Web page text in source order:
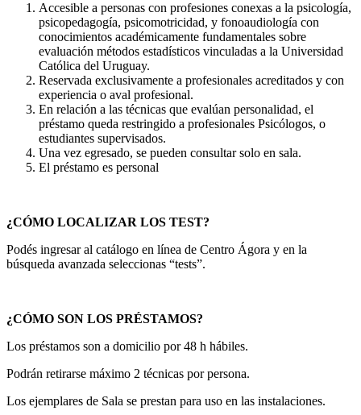
Accesible a personas con profesiones conexas a la psicología,
psicopedagogía, psicomotricidad, y fonoaudiología con
conocimientos académicamente fundamentales sobre
evaluación métodos estadísticos vinculadas a la Universidad
Católica del Uruguay.
Reservada exclusivamente a profesionales acreditados y con
experiencia o aval profesional.
En relación a las técnicas que evalúan personalidad, el
préstamo queda restringido a profesionales Psicólogos, o
estudiantes supervisados.
Una vez egresado, se pueden consultar solo en sala.
El préstamo es personal
¿CÓMO LOCALIZAR LOS TEST?
Podés ingresar al catálogo en línea de Centro Ágora y en la
búsqueda avanzada seleccionas “tests”.
¿CÓMO SON LOS PRÉSTAMOS?
Los préstamos son a domicilio por 48 h hábiles.
Podrán retirarse máximo 2 técnicas por persona.
Los ejemplares de Sala se prestan para uso en las instalaciones.